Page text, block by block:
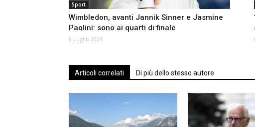
Sport
Wimbledon, avanti Jannik Sinner e Jasmine
Paolini: sono ai quarti di finale
8 Luglio 2024
Articoli correlati Di più dello stesso autore